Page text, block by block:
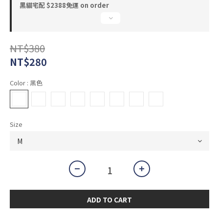
黑貓宅配 $2388免運 on order
NT$380
NT$280
Color : 黑色
Size
ADD TO CART